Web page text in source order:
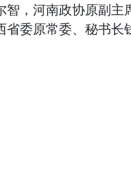
，河南政协原副主
委原常委、秘书长